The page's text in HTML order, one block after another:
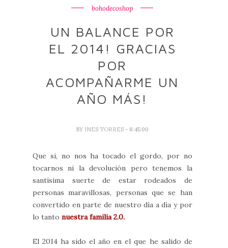
bohodecoshop
UN BALANCE POR
EL 2014! GRACIAS
POR
ACOMPAÑARME UN
AÑO MÁS!
BY INES TORRES - 8:45:00
Que si, no nos ha tocado el gordo, por no
tocarnos ni la devolución pero tenemos la
santísima suerte de estar rodeados de
personas maravillosas, personas que se han
convertido en parte de nuestro día a día y por
lo tanto nuestra familia 2.0.
El 2014 ha sido el año en el que he salido de